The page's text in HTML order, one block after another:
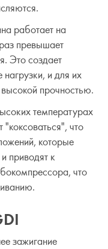
работает на
превышает
Это создает
и для их
прочностью.
температурах
что
которые
приводят к
что
зажигание